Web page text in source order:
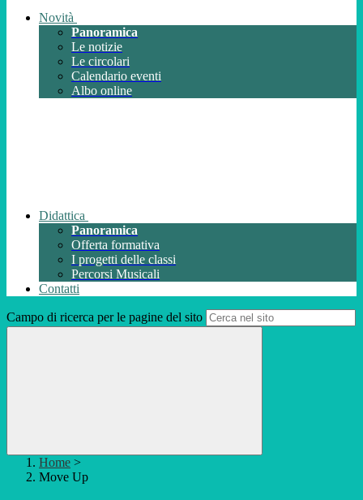
Novità
Panoramica
Le notizie
Le circolari
Calendario eventi
Albo online
Didattica
Panoramica
Offerta formativa
I progetti delle classi
Percorsi Musicali
Contatti
Campo di ricerca per le pagine del sito
Home >
Move Up